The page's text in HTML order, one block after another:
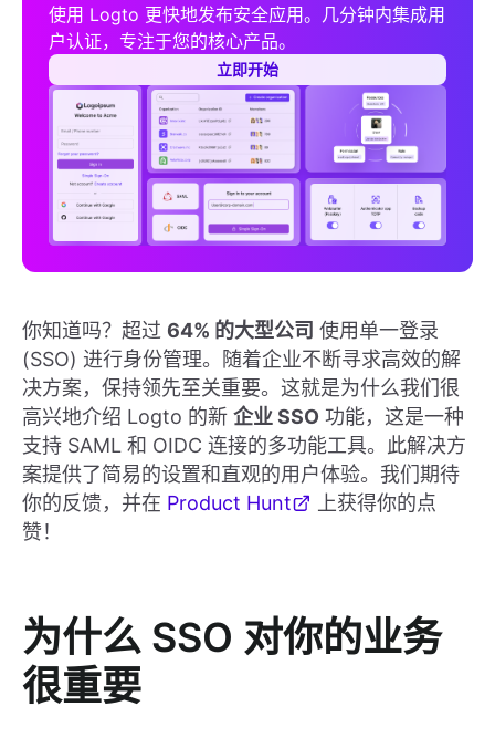
使用 Logto 更快地发布安全应用。几分钟内集成用
户认证，专注于您的核心产品。
立即开始
你知道吗？超过 64% 的大型公司 使用单一登录
(SSO) 进行身份管理。随着企业不断寻求高效的解
决方案，保持领先至关重要。这就是为什么我们很
高兴地介绍 Logto 的新 企业 SSO 功能，这是一种
支持 SAML 和 OIDC 连接的多功能工具。此解决方
案提供了简易的设置和直观的用户体验。我们期待
你的反馈，并在 Product Hunt
上获得你的点
赞！
为什么 SSO 对你的业务
很重要